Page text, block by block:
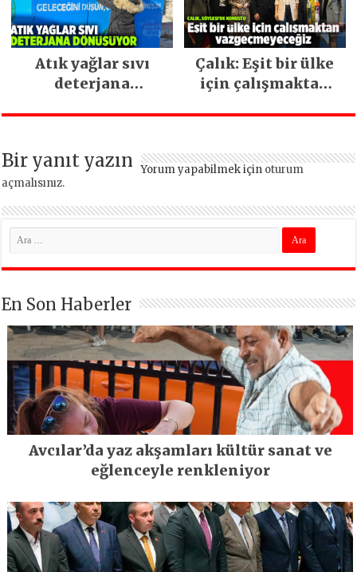
Atık yağlar sıvı
deterjana
Çalık: Eşit bir ülke
için çalışmaktan
Bir yanıt yazın Yorum yapabilmek için oturum
açmalısınız.
En Son Haberler
Avcılar’da yaz akşamları kültür sanat ve
eğlenceyle renkleniyor